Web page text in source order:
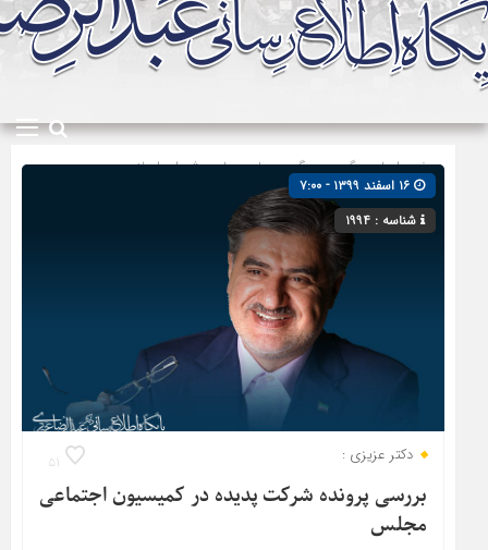
صفحه اصلی» گروه »پیگیری ها»مجلس شورای اسلامی
شناسه : ۱۹۹۴
۵۱ دکتر عزیزی :
بررسی پرونده شرکت پدیده در کمیسیون اجتماعی
مجلس